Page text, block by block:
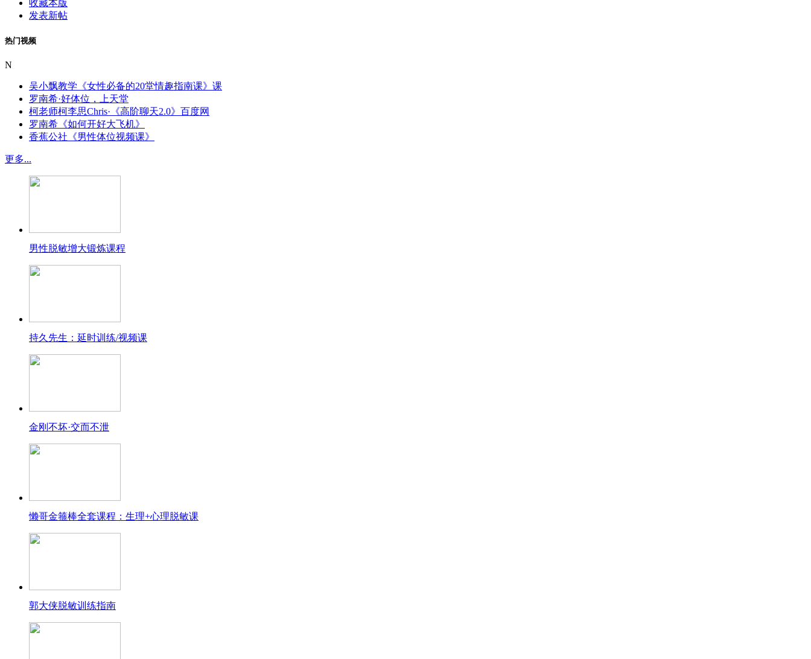
收藏本版
发表新帖
热门视频
N
吴小飘教学《女性必备的20堂情趣指南课》课
罗南希·好体位，上天堂
柯老师柯李思Chris·《高阶聊天2.0》百度网
罗南希《如何开好大飞机》
香蕉公社《男性体位视频课》
更多...
男性脱敏增大锻炼课程
持久先生：延时训练/视频课
金刚不坏·交而不泄
懒哥金箍棒全套课程：生理+心理脱敏课
郭大侠脱敏训练指南